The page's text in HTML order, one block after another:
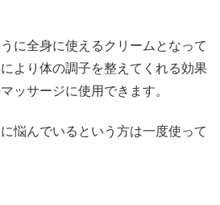
に全身に使えるクリームとなって
より体の調子を整えてくれる効果
ッサージに使用できます。
悩んでいるという方は一度使って